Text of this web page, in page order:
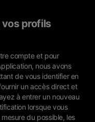
profils
compte et pour
nous avons
de vous identifier en
un accès direct et
à entrer un nouveau
lorsque vous
du possible, les